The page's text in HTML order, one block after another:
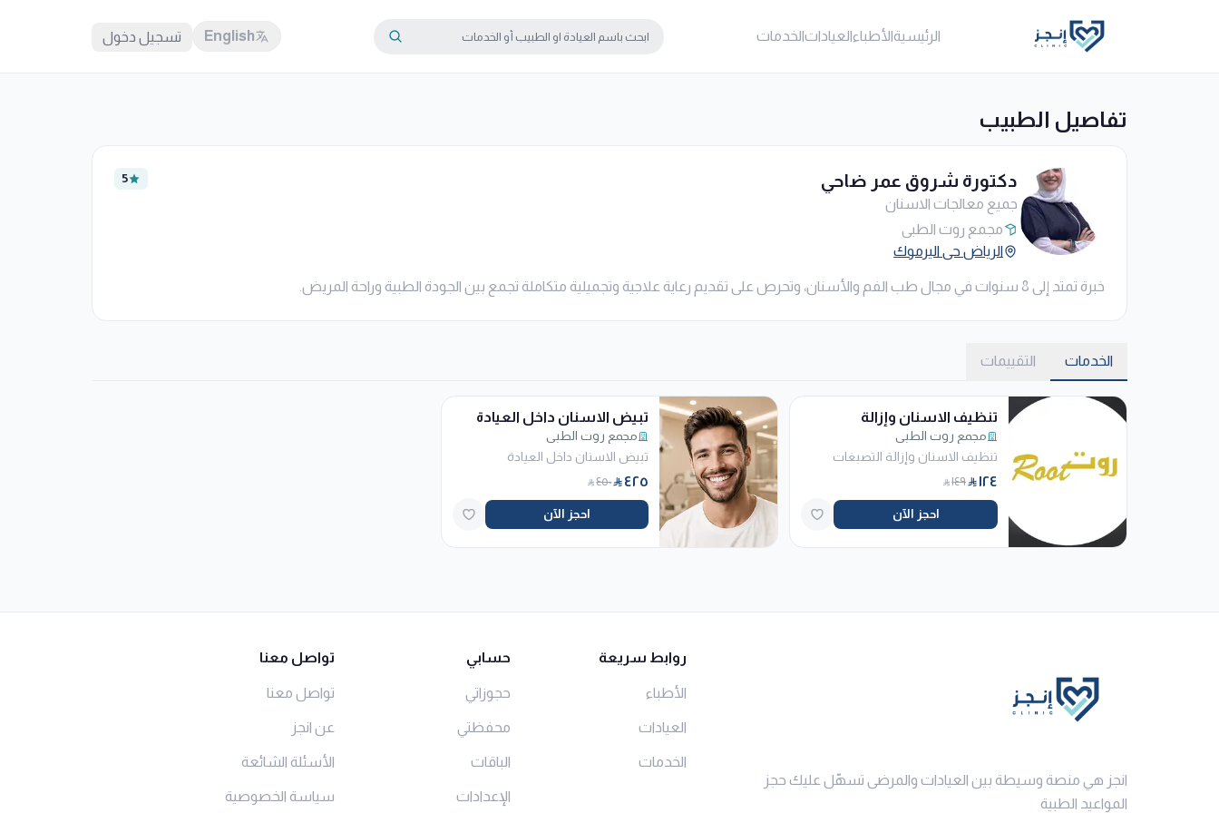
الرئيسيةالأطباءالعياداتالخدمات English تسجيل دخول
تفاصيل الطبيب
دكتورة شروق عمر ضاحي
جميع معالجات الاسنان
5
مجمع روت الطبي
الرياض حي اليرموك
خبرة تمتد إلى 8 سنوات في مجال طب الفم والأسنان، وتحرص على تقديم رعاية علاجية وتجميلية متكاملة تجمع بين الجودة الطبية وراحة المريض.
الخدمات التقييمات
تنظيف الاسنان وإزالة
التصبغات
مجمع روت الطبي
تنظيف الاسنان وإزالة التصبغات
١٢٤ ١٤٩
احجز الآن
تبيض الاسنان داخل العيادة
مجمع روت الطبي
تبيض الاسنان داخل العيادة
٤٢٥ ٤٥٠
احجز الآن
انجز هي منصة وسيطة بين العيادات والمرضى تسهّل عليك حجز
المواعيد الطبية
روابط سريعة
الأطباء
العيادات
الخدمات
حسابي
حجوزاتي
محفظتي
الباقات
الإعدادات
تواصل معنا
تواصل معنا
عن انجز
الأسئلة الشائعة
سياسة الخصوصية